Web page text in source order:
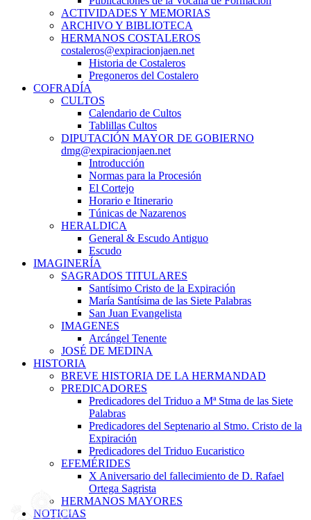
ACTIVIDADES Y MEMORIAS
ARCHIVO Y BIBLIOTECA
HERMANOS COSTALEROS
costaleros@expiracionjaen.net
Historia de Costaleros
Pregoneros del Costalero
COFRADÍA
CULTOS
Calendario de Cultos
Tablillas Cultos
DIPUTACIÓN MAYOR DE GOBIERNO
dmg@expiracionjaen.net
Introducción
Normas para la Procesión
El Cortejo
Horario e Itinerario
Túnicas de Nazarenos
HERALDICA
General & Escudo Antiguo
Escudo
IMAGINERÍA
SAGRADOS TITULARES
Santísimo Cristo de la Expiración
María Santísima de las Siete Palabras
San Juan Evangelista
IMAGENES
Arcángel Tenente
JOSÉ DE MEDINA
HISTORIA
BREVE HISTORIA DE LA HERMANDAD
PREDICADORES
Predicadores del Triduo a Mª Stma de las Siete
Palabras
Predicadores del Septenario al Stmo. Cristo de la
Expiración
Predicadores del Triduo Eucaristico
EFEMÉRIDES
X Aniversario del fallecimiento de D. Rafael
Ortega Sagrista
HERMANOS MAYORES
NOTICIAS